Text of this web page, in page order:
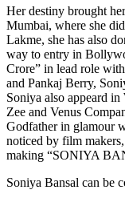
Her destiny brought
Mumbai, where she
Lakme, she has also
way to entry in
Crore” in lead role
and Pankaj Berry,
Soniya also appeard
Zee and Venus
Godfather in glamour
noticed by film
making “SONIYA
Soniya Bansal can be